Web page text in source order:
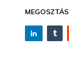
MEGOSZTÁS